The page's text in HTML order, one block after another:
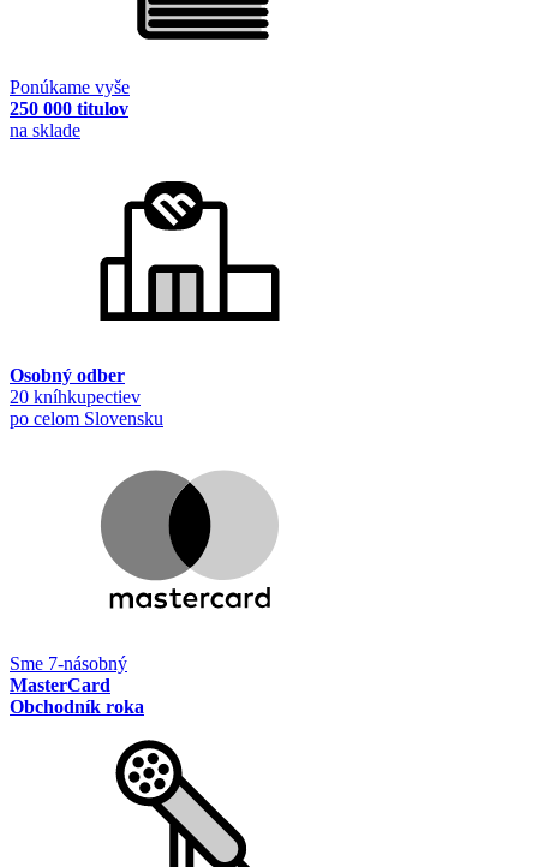
Ponúkame vyše
250 000 titulov
na sklade
Osobný odber
20 kníhkupectiev
po celom Slovensku
Sme 7-násobný
MasterCard
Obchodník roka